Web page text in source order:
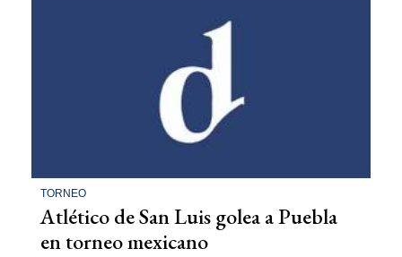
TORNEO
Atlético de San Luis golea a Puebla
en torneo mexicano